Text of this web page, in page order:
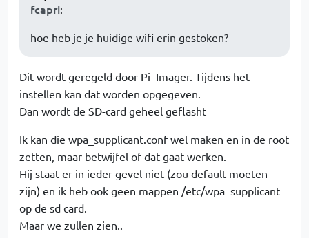
fcapri:
hoe heb je je huidige wifi erin gestoken?
Dit wordt geregeld door Pi_Imager. Tijdens het
instellen kan dat worden opgegeven.
Dan wordt de SD-card geheel geflasht
Ik kan die wpa_supplicant.conf wel maken en in de root
zetten, maar betwijfel of dat gaat werken.
Hij staat er in ieder gevel niet (zou default moeten
zijn) en ik heb ook geen mappen /etc/wpa_supplicant
op de sd card.
Maar we zullen zien..